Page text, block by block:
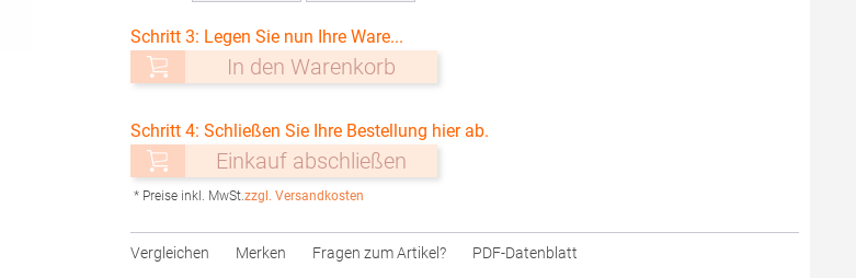
Schritt 3: Legen Sie nun Ihre Ware...
In den Warenkorb
Schritt 4: Schließen Sie Ihre Bestellung hier ab.
Einkauf abschließen
* Preise inkl. MwSt.zzgl. Versandkosten
Vergleichen Merken Fragen zum Artikel? PDF-Datenblatt